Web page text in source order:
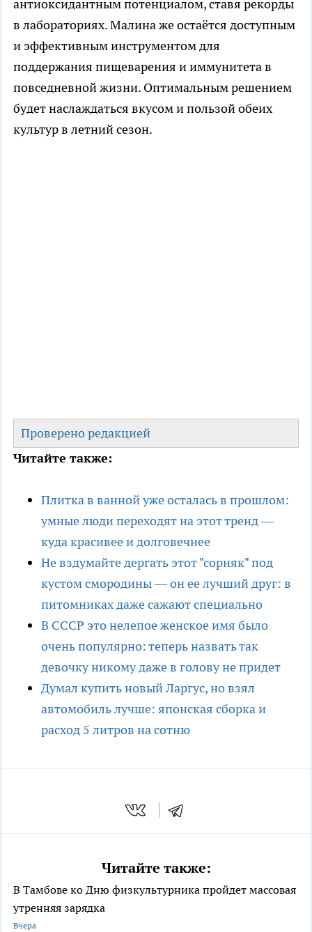
антиоксидантным потенциалом, ставя рекорды
в лабораториях. Малина же остаётся доступным
и эффективным инструментом для
поддержания пищеварения и иммунитета в
повседневной жизни. Оптимальным решением
будет наслаждаться вкусом и пользой обеих
культур в летний сезон.
Проверено редакцией
Читайте также:
Плитка в ванной уже осталась в прошлом:
умные люди переходят на этот тренд —
куда красивее и долговечнее
Не вздумайте дергать этот "сорняк" под
кустом смородины — он ее лучший друг: в
питомниках даже сажают специально
В СССР это нелепое женское имя было
очень популярно: теперь назвать так
девочку никому даже в голову не придет
Думал купить новый Ларгус, но взял
автомобиль лучше: японская сборка и
расход 5 литров на сотню
Читайте также:
В Тамбове ко Дню физкультурника пройдет массовая
утренняя зарядка
Вчера